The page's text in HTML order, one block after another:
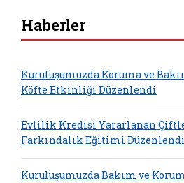
Haberler
Kuruluşumuzda Koruma ve
Köfte Etkinliği Düzenlendi
Evlilik Kredisi Yararlanan
Farkındalık Eğitimi Düzenlendi
Kuruluşumuzda Bakım ve